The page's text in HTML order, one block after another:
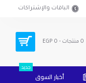
الباقات والإشتراكات
0 منتجات - EGP 0
أخبار السوق
جديد